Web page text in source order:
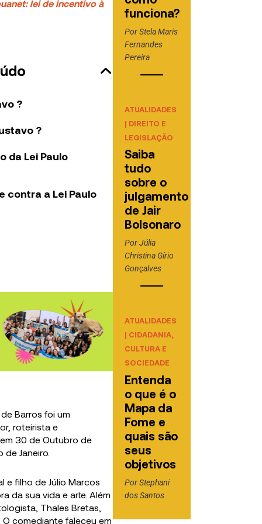
lei de incentivo à
?
?
da Lei Paulo
contra a Lei Paulo
Barros foi um
roteirista e
30 de Outubro de
Janeiro.
e filho de Júlio Marcos
da sua vida e arte. Além
Thales Bretas,
comediante faleceu em
funciona?
PorStela Maris
Fernandes
Pereira
ATUALIDADES
| DIREITO E
LEGISLAÇÃO
Saiba
tudo
sobre o
julgamento
de Jair
Bolsonaro
PorJúlia
Christina Gírio
Gonçalves
ATUALIDADES
| CIDADANIA,
CULTURA E
SOCIEDADE
Entenda
o que é o
Mapa da
Fome e
quais são
seus
objetivos
PorStephani
dos Santos